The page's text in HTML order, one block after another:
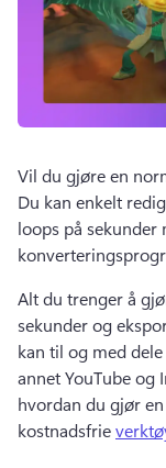
Du kan enkelt
loops på sekunder
Alt du trenger å
sekunder og
kan til og med
annet YouTube og
hvordan du gjør
kostnadsfrie